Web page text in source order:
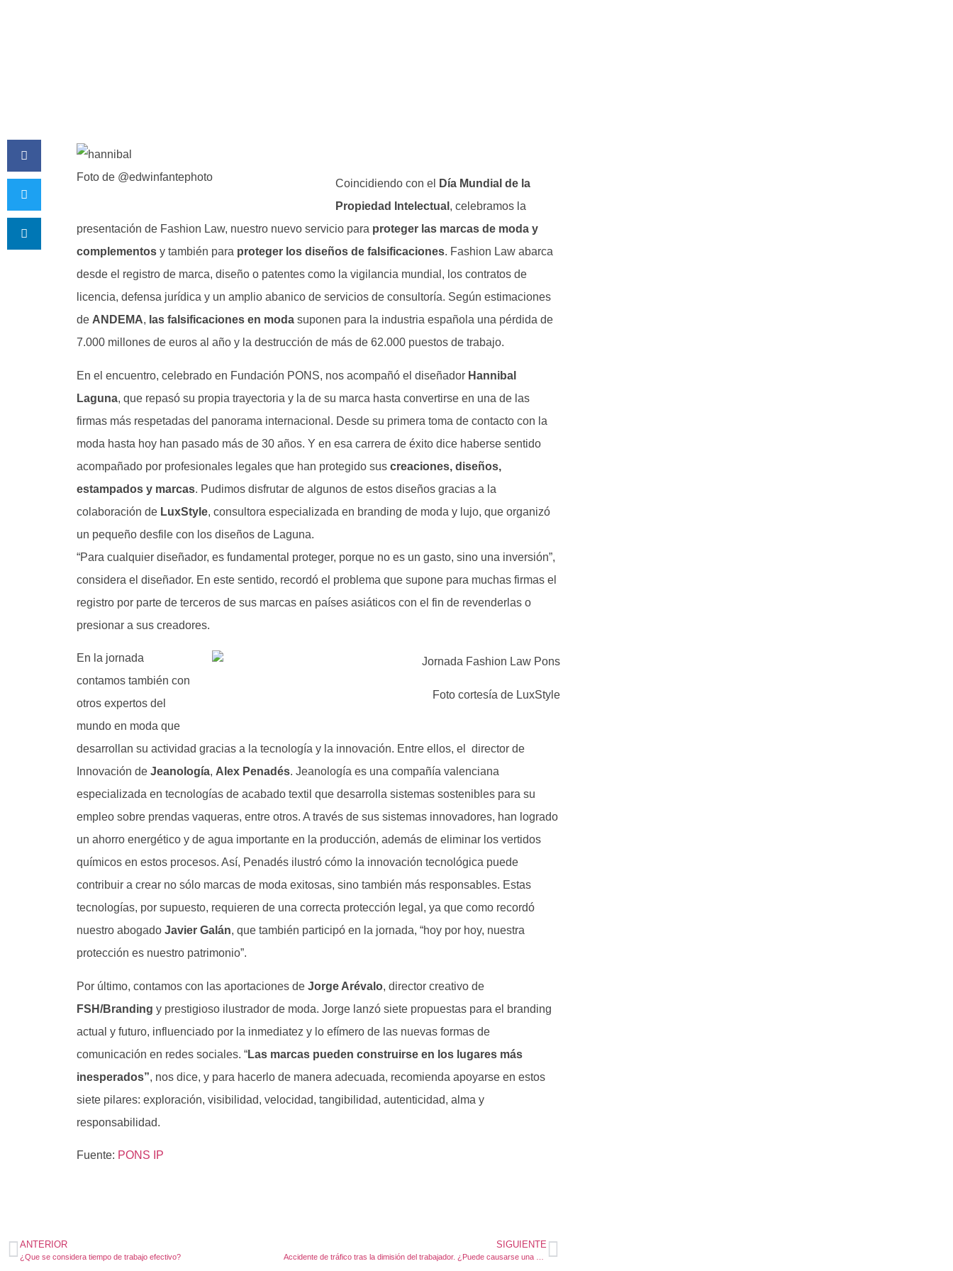
Foto de @edwinfantephoto
Coincidiendo con el
Día Mundial de la
Propiedad Intelectual , celebramos la
presentación de Fashion Law, nuestro nuevo servicio para proteger las marcas de moda y
complementos y también para proteger los diseños de falsificaciones. Fashion Law abarca
desde el registro de marca, diseño o patentes como la vigilancia mundial, los contratos de
licencia, defensa jurídica y un amplio abanico de servicios de consultoría. Según estimaciones
de ANDEMA, las falsificaciones en moda suponen para la industria española una pérdida de
7.000 millones de euros al año y la destrucción de más de 62.000 puestos de trabajo.
En el encuentro, celebrado en Fundación PONS, nos acompañó el diseñador Hannibal
Laguna, que repasó su propia trayectoria y la de su marca hasta convertirse en una de las
firmas más respetadas del panorama internacional. Desde su primera toma de contacto con la
moda hasta hoy han pasado más de 30 años. Y en esa carrera de éxito dice haberse sentido
acompañado por profesionales legales que han protegido sus creaciones, diseños,
estampados y marcas. Pudimos disfrutar de algunos de estos diseños gracias a la
colaboración de LuxStyle, consultora especializada en branding de moda y lujo, que organizó
un pequeño desfile con los diseños de Laguna.
“Para cualquier diseñador, es fundamental proteger, porque no es un gasto, sino una inversión”,
considera el diseñador. En este sentido, recordó el problema que supone para muchas firmas el
registro por parte de terceros de sus marcas en países asiáticos con el fin de revenderlas o
presionar a sus creadores.
Foto cortesía de LuxStyle
En la jornada
contamos también con
otros expertos del
mundo en moda que
desarrollan su actividad gracias a la tecnología y la innovación. Entre ellos, el director de
Innovación de Jeanología, Alex Penadés. Jeanología es una compañía valenciana
especializada en tecnologías de acabado textil que desarrolla sistemas sostenibles para su
empleo sobre prendas vaqueras, entre otros. A través de sus sistemas innovadores, han logrado
un ahorro energético y de agua importante en la producción, además de eliminar los vertidos
químicos en estos procesos. Así, Penadés ilustró cómo la innovación tecnológica puede
contribuir a crear no sólo marcas de moda exitosas, sino también más responsables. Estas
tecnologías, por supuesto, requieren de una correcta protección legal, ya que como recordó
nuestro abogado Javier Galán, que también participó en la jornada, “hoy por hoy, nuestra
protección es nuestro patrimonio”.
Por último, contamos con las aportaciones de Jorge Arévalo, director creativo de
FSH/Branding y prestigioso ilustrador de moda. Jorge lanzó siete propuestas para el branding
actual y futuro, influenciado por la inmediatez y lo efímero de las nuevas formas de
comunicación en redes sociales. “Las marcas pueden construirse en los lugares más
inesperados”, nos dice, y para hacerlo de manera adecuada, recomienda apoyarse en estos
siete pilares: exploración, visibilidad, velocidad, tangibilidad, autenticidad, alma y
responsabilidad.
Fuente: PONS IP
ANTERIOR
¿Que se considera tiempo de trabajo efectivo?
SIGUIENTE